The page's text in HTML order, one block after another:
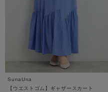
SunaUna
【ウエストゴム】ギャザースカート